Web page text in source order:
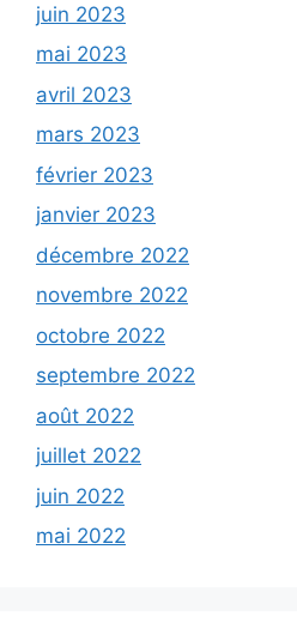
juin 2023
mai 2023
avril 2023
mars 2023
février 2023
janvier 2023
décembre 2022
novembre 2022
octobre 2022
septembre 2022
août 2022
juillet 2022
juin 2022
mai 2022